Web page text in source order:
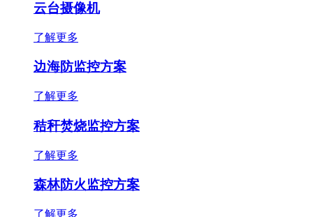
云台摄像机
了解更多
边海防监控方案
了解更多
秸秆焚烧监控方案
了解更多
森林防火监控方案
了解更多